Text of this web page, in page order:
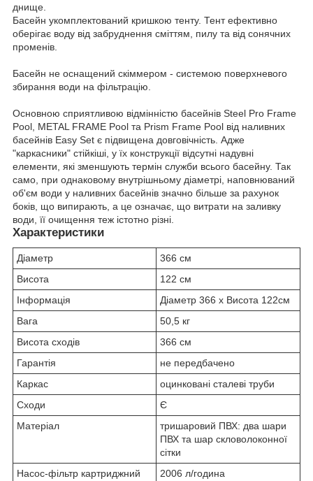
днище.
Басейн укомплектований кришкою тенту. Тент ефективно
оберігає воду від забруднення сміттям, пилу та від сонячних
променів.
Басейн не оснащений скіммером - системою поверхневого
збирання води на фільтрацію.
Основною сприятливою відмінністю басейнів Steel Pro Frame
Pool, METAL FRAME Pool та Prism Frame Pool від наливних
басейнів Easy Set є підвищена довговічність. Адже
"каркасники" стійкіші, у їх конструкції відсутні надувні
елементи, які зменшують термін служби всього басейну. Так
само, при однаковому внутрішньому діаметрі, наповнюваний
об'єм води у наливних басейнів значно більше за рахунок
боків, що випирають, а це означає, що витрати на заливку
води, її очищення теж істотно різні.
Характеристики
Діаметр
366 см
Висота
122 см
Інформація
Діаметр 366 x Висота 122см
Вага
50,5 кг
Висота сходів
366 см
Гарантія
не передбачено
Каркас
оцинковані сталеві труби
Сходи
Є
Матеріал
тришаровий ПВХ: два шари
ПВХ та шар скловолоконної
сітки
Насос-фільтр картриджний
2006 л/година